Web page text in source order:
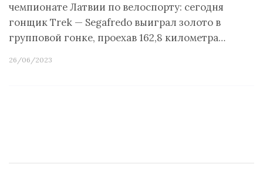
чемпионате Латвии по велоспорту: сегодня
гонщик Trek — Segafredo выиграл золото в
групповой гонке, проехав 162,8 километра…
26/06/2023